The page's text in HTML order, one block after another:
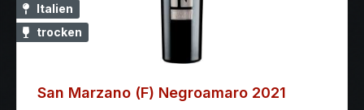
Italien
trocken
San Marzano (F) Negroamaro 2021